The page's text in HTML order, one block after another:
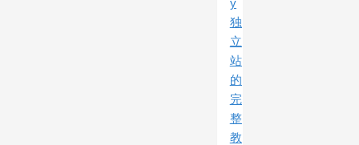
y
独
立
站
的
完
整
教